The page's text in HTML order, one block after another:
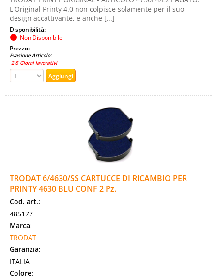
L'Original Printy 4.0 non colpisce solamente per il suo
design accattivante, è anche [...]
Disponibilità:
Non Disponibile
Prezzo:
Evasione Articolo:
2-5 Giorni lavorativi
TRODAT 6/4630/SS CARTUCCE DI RICAMBIO PER
PRINTY 4630 BLU CONF 2 Pz.
Cod. art.:
485177
Marca:
TRODAT
Garanzia:
ITALIA
Colore: